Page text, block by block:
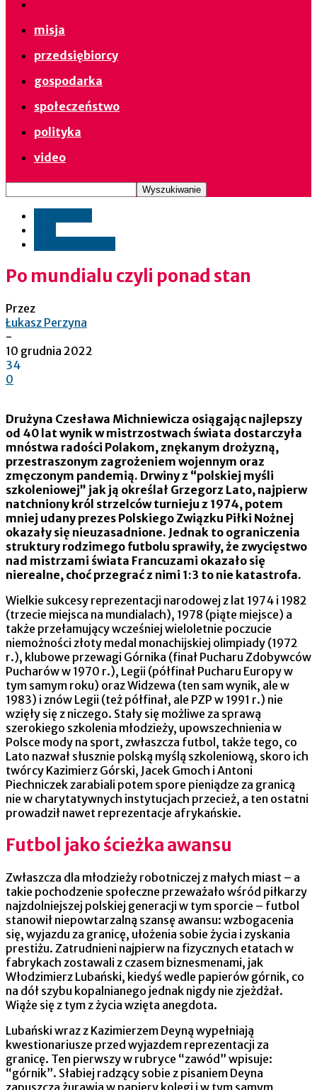
misja
przedsiębiorcy
gospodarka
społeczeństwo
polityka
video
Po mundialu czyli ponad stan
Przez
Łukasz Perzyna
-
10 grudnia 2022
34
0
Drużyna Czesława Michniewicza osiągając najlepszy
od 40 lat wynik w mistrzostwach świata dostarczyła
mnóstwa radości Polakom, znękanym drożyzną,
przestraszonym zagrożeniem wojennym oraz
zmęczonym pandemią. Drwiny z “polskiej myśli
szkoleniowej” jak ją określał Grzegorz Lato, najpierw
natchniony król strzelców turnieju z 1974, potem
mniej udany prezes Polskiego Związku Piłki Nożnej
okazały się nieuzasadnione. Jednak to ograniczenia
struktury rodzimego futbolu sprawiły, że zwycięstwo
nad mistrzami świata Francuzami okazało się
nierealne, choć przegrać z nimi 1:3 to nie katastrofa.
Wielkie sukcesy reprezentacji narodowej z lat 1974 i 1982
(trzecie miejsca na mundialach), 1978 (piąte miejsce) a
także przełamujący wcześniej wieloletnie poczucie
niemożności złoty medal monachijskiej olimpiady (1972
r.), klubowe przewagi Górnika (finał Pucharu Zdobywców
Pucharów w 1970 r.), Legii (półfinał Pucharu Europy w
tym samym roku) oraz Widzewa (ten sam wynik, ale w
1983) i znów Legii (też półfinał, ale PZP w 1991 r.) nie
wzięły się z niczego. Stały się możliwe za sprawą
szerokiego szkolenia młodzieży, upowszechnienia w
Polsce mody na sport, zwłaszcza futbol, także tego, co
Lato nazwał słusznie polską myślą szkoleniową, skoro ich
twórcy Kazimierz Górski, Jacek Gmoch i Antoni
Piechniczek zarabiali potem spore pieniądze za granicą
nie w charytatywnych instytucjach przecież, a ten ostatni
prowadził nawet reprezentacje afrykańskie.
Futbol jako ścieżka awansu
Zwłaszcza dla młodzieży robotniczej z małych miast – a
takie pochodzenie społeczne przeważało wśród piłkarzy
najzdolniejszej polskiej generacji w tym sporcie – futbol
stanowił niepowtarzalną szansę awansu: wzbogacenia
się, wyjazdu za granicę, ułożenia sobie życia i zyskania
prestiżu. Zatrudnieni najpierw na fizycznych etatach w
fabrykach zostawali z czasem biznesmenami, jak
Włodzimierz Lubański, kiedyś wedle papierów górnik, co
na dół szybu kopalnianego jednak nigdy nie zjeżdżał.
Wiąże się z tym z życia wzięta anegdota.
Lubański wraz z Kazimierzem Deyną wypełniają
kwestionariusze przed wyjazdem reprezentacji za
granicę. Ten pierwszy w rubryce “zawód” wpisuje:
“górnik”. Słabiej radzący sobie z pisaniem Deyna
zapuszcza żurawia w papiery kolegi i w tym samym